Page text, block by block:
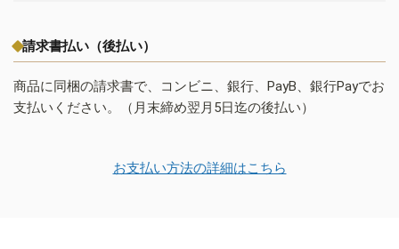
請求書払い（後払い）
商品に同梱の請求書で、コンビニ、銀行、PayB、銀行Payでお
支払いください。（月末締め翌月5日迄の後払い）
お支払い方法の詳細はこちら